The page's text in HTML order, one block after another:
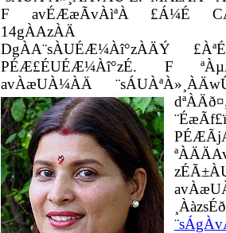
F avÉÆæÃvÀìªÀ £Á¼É
14gÀAzÀÄ
DgÀA¨sÀUÉÆ¼Àî°zÀÄÝ
PÉÆ£ÉUÉÆ¼Àî°zÉ. F
avÀæUÀ¼ÀÄ